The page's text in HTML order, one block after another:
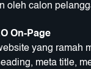
oleh calon
On-Page
yang ramah
meta title,